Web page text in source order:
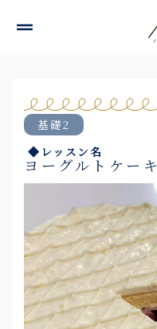
基礎2
◆レッスン名
ヨーグルトケー